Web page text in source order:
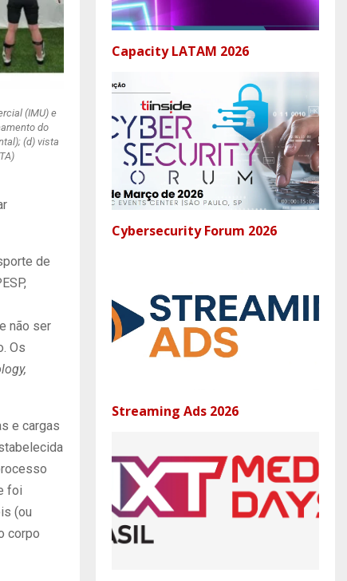
(IMU) e
do
(d) vista
de
não ser
Os
e cargas
foi
(ou
corpo
Capacity LATAM 2026
Cybersecurity Forum 2026
Streaming Ads 2026